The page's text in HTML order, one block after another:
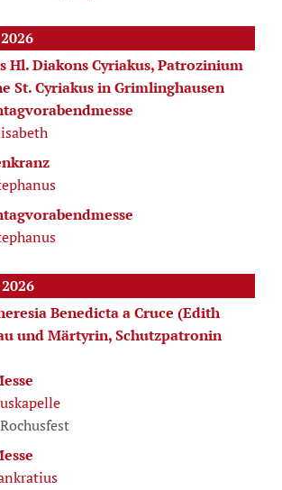
Hl. Diakons Cyriakus, Patrozinium
St. Cyriakus in Grimlinghausen
Benedicta a Cruce (Edith
und Märtyrin, Schutzpatronin